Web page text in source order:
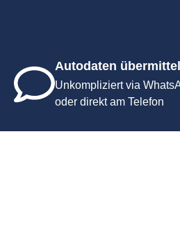
Autodaten
Unkompliziert via
oder direkt am Telefon